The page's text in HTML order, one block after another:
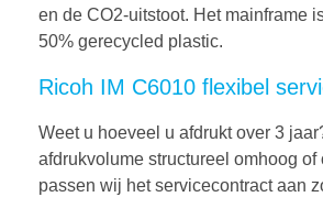
en de CO2-uitstoot. Het mainframe
50% gerecycled plastic.
Ricoh IM C6010 flexibel
Weet u hoeveel u afdrukt over 3
afdrukvolume structureel omhoog of
passen wij het servicecontract aan